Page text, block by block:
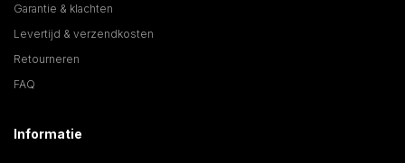
Garantie & klachten
Levertijd & verzendkosten
Retourneren
FAQ
Informatie